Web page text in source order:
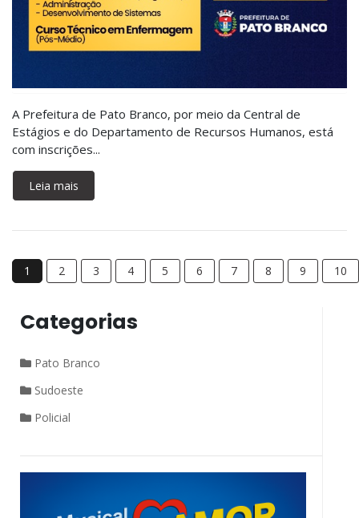
A Prefeitura de Pato Branco, por meio da Central de
Estágios e do Departamento de Recursos Humanos, está
com inscrições...
Leia mais
1 2 3 4 5 6 7 8 9 10
Categorias
Pato Branco
Sudoeste
Policial